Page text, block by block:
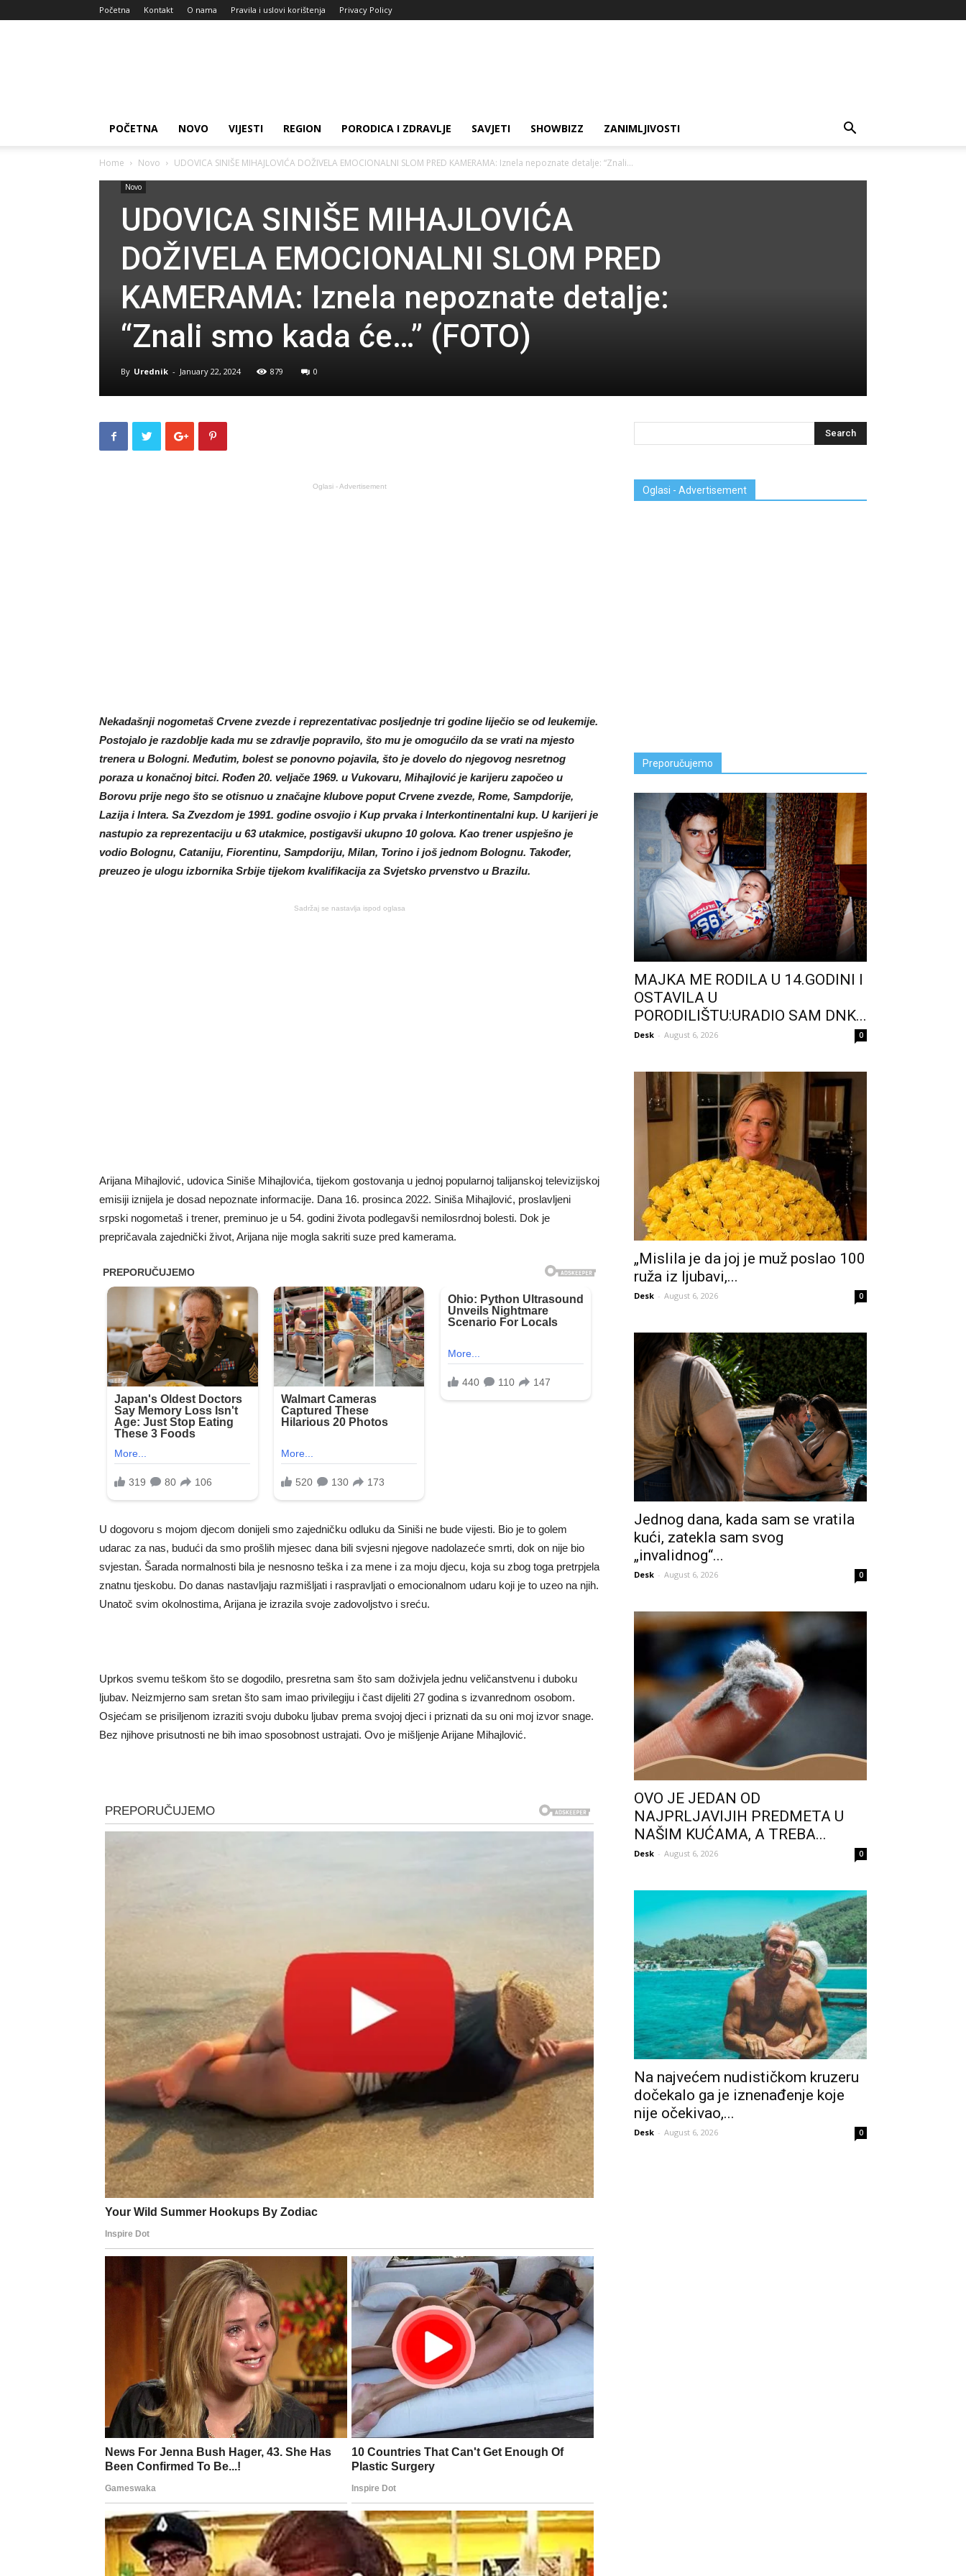
Početna Kontakt O nama Pravila i uslovi korištenja Privacy Policy
POČETNA NOVO VIJESTI REGION PORODICA I ZDRAVLJE SAVJETI SHOWBIZZ ZANIMLJIVOSTI
Home Novo UDOVICA SINIŠE MIHAJLOVIĆA DOŽIVELA EMOCIONALNI SLOM PRED KAMERAMA: Iznela nepoznate detalje: “Znali...
Novo
UDOVICA SINIŠE MIHAJLOVIĆA
DOŽIVELA EMOCIONALNI SLOM PRED
KAMERAMA: Iznela nepoznate detalje:
“Znali smo kada će…” (FOTO)
By Urednik - January 22, 2024 879 0
Oglasi - Advertisement
Nekadašnji nogometaš Crvene zvezde i reprezentativac posljednje tri godine liječio se od leukemije.
Postojalo je razdoblje kada mu se zdravlje popravilo, što mu je omogućilo da se vrati na mjesto
trenera u Bologni. Međutim, bolest se ponovno pojavila, što je dovelo do njegovog nesretnog
poraza u konačnoj bitci. Rođen 20. veljače 1969. u Vukovaru, Mihajlović je karijeru započeo u
Borovu prije nego što se otisnuo u značajne klubove poput Crvene zvezde, Rome, Sampdorije,
Lazija i Intera. Sa Zvezdom je 1991. godine osvojio i Kup prvaka i Interkontinentalni kup. U karijeri je
nastupio za reprezentaciju u 63 utakmice, postigavši ​​ukupno 10 golova. Kao trener uspješno je
vodio Bolognu, Cataniju, Fiorentinu, Sampdoriju, Milan, Torino i još jednom Bolognu. Također,
preuzeo je ulogu izbornika Srbije tijekom kvalifikacija za Svjetsko prvenstvo u Brazilu.
Sadržaj se nastavlja ispod oglasa
Arijana Mihajlović, udovica Siniše Mihajlovića, tijekom gostovanja u jednoj popularnoj talijanskoj televizijskoj
emisiji iznijela je dosad nepoznate informacije. Dana 16. prosinca 2022. Siniša Mihajlović, proslavljeni
srpski nogometaš i trener, preminuo je u 54. godini života podlegavši ​​nemilosrdnoj bolesti. Dok je
prepričavala zajednički život, Arijana nije mogla sakriti suze pred kamerama.
U dogovoru s mojom djecom donijeli smo zajedničku odluku da Siniši ne bude vijesti. Bio je to golem
udarac za nas, budući da smo prošlih mjesec dana bili svjesni njegove nadolazeće smrti, dok on nije bio
svjestan. Šarada normalnosti bila je nesnosno teška i za mene i za moju djecu, koja su zbog toga pretrpjela
znatnu tjeskobu. Do danas nastavljaju razmišljati i raspravljati o emocionalnom udaru koji je to uzeo na njih.
Unatoč svim okolnostima, Arijana je izrazila svoje zadovoljstvo i sreću.
Uprkos svemu teškom što se dogodilo, presretna sam što sam doživjela jednu veličanstvenu i duboku
ljubav. Neizmjerno sam sretan što sam imao privilegiju i čast dijeliti 27 godina s izvanrednom osobom.
Osjećam se prisiljenom izraziti svoju duboku ljubav prema svojoj djeci i priznati da su oni moj izvor snage.
Bez njihove prisutnosti ne bih imao sposobnost ustrajati. Ovo je mišljenje Arijane Mihajlović.
Oglasi - Advertisement
Preporučujemo
MAJKA ME RODILA U 14.GODINI I
OSTAVILA U
PORODILIŠTU:URADIO SAM DNK...
Desk - August 6, 2026 0
„Mislila je da joj je muž poslao 100
ruža iz ljubavi,...
Desk - August 6, 2026 0
Jednog dana, kada sam se vratila
kući, zatekla sam svog
„invalidnog“...
Desk - August 6, 2026 0
OVO JE JEDAN OD
NAJPRLJAVIJIH PREDMETA U
NAŠIM KUĆAMA, A TREBA...
Desk - August 6, 2026 0
Na najvećem nudističkom kruzeru
dočekalo ga je iznenađenje koje
nije očekivao,...
Desk - August 6, 2026 0